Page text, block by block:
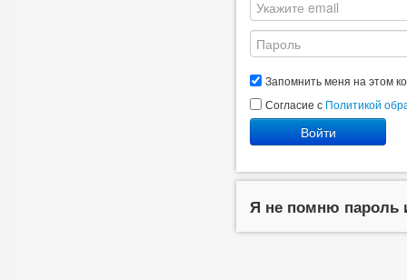
Запомнить меня на этом
Согласие с Политикой
Войти
Я не помню пароль